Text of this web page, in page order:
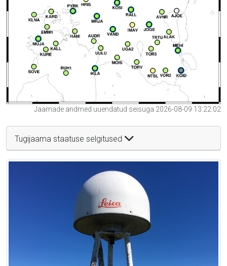
Jaamade andmed uuendatud seisuga 2026-08-09 13:22:02
Tugijaama staatuse selgitused